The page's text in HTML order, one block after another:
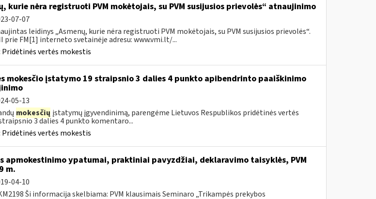
kurie nėra registruoti PVM mokėtojais, su PVM susijusios prievolės“ atnaujinimo
07-07
leidinys „Asmenų, kurie nėra registruoti PVM mokėtojais, su PVM susijusios prievolės“.
prie FM[1] interneto svetainėje adresu: www.vmi.lt/...
Pridėtinės vertės mokestis
mokesčio įstatymo 19 straipsnio 3 dalies 4 punkto apibendrinto paaiškinimo
05-13
mokesčių įstatymų įgyvendinimą, parengėme Lietuvos Respublikos pridėtinės vertės
3 dalies 4 punkto komentaro...
Pridėtinės vertės mokestis
apmokestinimo ypatumai, praktiniai pavyzdžiai, deklaravimo taisyklės, PVM
m.
04-10
Ši informacija skelbiama: PVM klausimais Seminaro „Trikampės prekybos